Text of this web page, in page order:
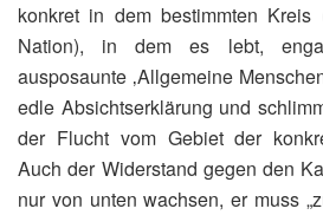
konkret in dem bestimmten Kreis
Nation), in dem es lebt,
ausposaunte ‚Allgemeine
edle Absichtserklärung und
der Flucht vom Gebiet der
Auch der Widerstand gegen den
nur von unten wachsen, er muss